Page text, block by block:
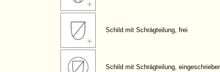
Schild mit Schrägteilung, frei
Schild mit Schrägteilung,